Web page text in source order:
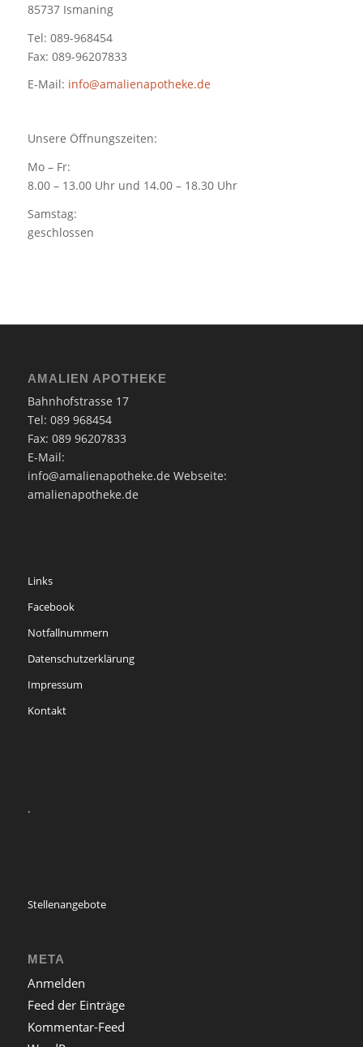
85737 Ismaning
Tel: 089-968454
Fax: 089-96207833
E-Mail: info@amalienapotheke.de
Unsere Öffnungszeiten:
Mo – Fr:
8.00 – 13.00 Uhr und 14.00 – 18.30 Uhr
Samstag:
geschlossen
AMALIEN APOTHEKE
Bahnhofstrasse 17
Tel: 089 968454
Fax: 089 96207833
E-Mail:
info@amalienapotheke.de Webseite:
amalienapotheke.de
Links
Facebook
Notfallnummern
Datenschutzerklärung
Impressum
Kontakt
.
Stellenangebote
META
Anmelden
Feed der Einträge
Kommentar-Feed